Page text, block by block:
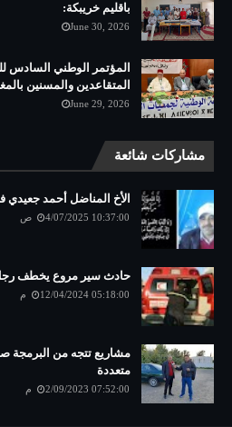
باقليم خريبكة:
June 30, 2026
المؤتمر الوطني السادس
المتقاعدين والمسنين
June 29, 2026
مشاركات شائعة
الأخ المناضل أحمد جعيدي
4/07/2025 10:37:00 ص
حادث سير مروع يخطف
12/04/2024 05:18:00 م
مشاريع تتجه من البرمجة
متعددة
2/09/2023 07:52:00 م